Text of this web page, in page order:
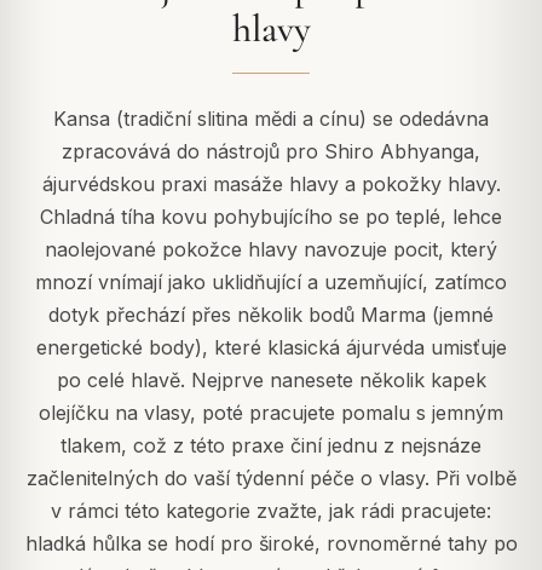
hlavy
Kansa (tradiční slitina mědi a cínu) se odedávna
zpracovává do nástrojů pro Shiro Abhyanga,
ájurvédskou praxi masáže hlavy a pokožky hlavy.
Chladná tíha kovu pohybujícího se po teplé, lehce
naolejované pokožce hlavy navozuje pocit, který
mnozí vnímají jako uklidňující a uzemňující, zatímco
dotyk přechází přes několik bodů Marma (jemné
energetické body), které klasická ájurvéda umisťuje
po celé hlavě. Nejprve nanesete několik kapek
olejíčku na vlasy, poté pracujete pomalu s jemným
tlakem, což z této praxe činí jednu z nejsnáze
začlenitelných do vaší týdenní péče o vlasy. Při volbě
v rámci této kategorie zvažte, jak rádi pracujete:
hladká hůlka se hodí pro široké, rovnoměrné tahy po